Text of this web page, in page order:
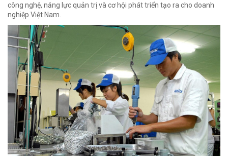
công nghệ, năng lực quản trị và cơ hội phát triển tạo ra cho doanh
nghiệp Việt Nam.